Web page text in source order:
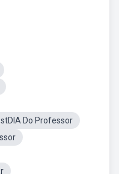
Do Professor